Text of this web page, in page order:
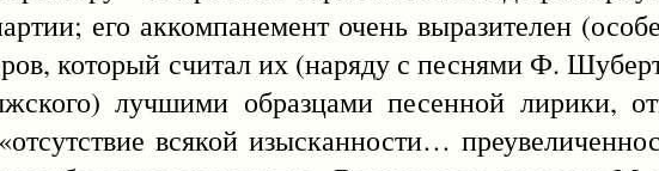
его аккомпанемент очень выразителен
который считал их (наряду с песнями Ф.
лучшими образцами песенной лирики,
всякой изысканности…